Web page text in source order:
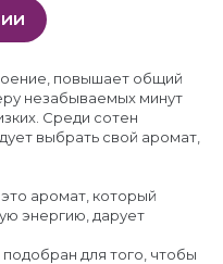
повышает общий
незабываемых минут
Среди сотен
выбрать свой аромат,
аромат, который
энергию, дарует
для того, чтобы